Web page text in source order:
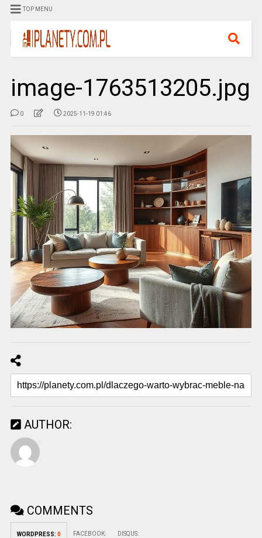
TOP MENU
image-1763513205.jpg
0 2025-11-19 01:46
AUTHOR:
COMMENTS
WORDPRESS: 0 FACEBOOK: DISQUS: